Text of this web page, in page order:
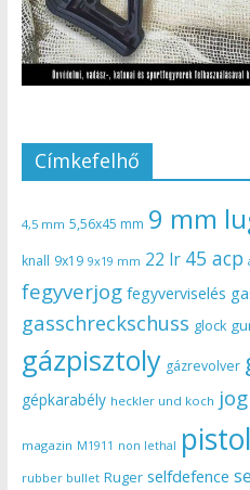
Címkefelhő
4,5 mm 5,56x45 mm 9 mm
knall 9x19 9x19 mm 22 lr 45 acp
fegyverjog fegyverviselés
gasschreckschuss glock
gázpisztoly gázrevolver
gépkarabély heckler und koch
magazin M1911 non lethal pistol
rubber bullet Ruger selfdefence